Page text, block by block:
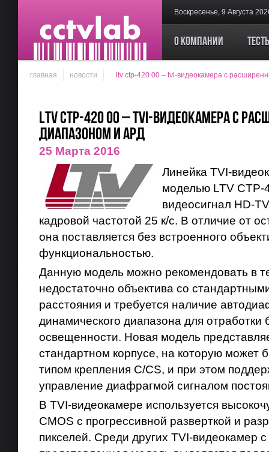
Воскресенье, 9 Августа
О компании
главная новости ltv ctp-420 00 – tvi-видеокамера с
LTV CTP-420 00 – TVI-видеокамера с
диапазоном и АРД
25 Марта 2016
Линейка TVI-
моделью LTV CTP-
видеосигнал HD-
кадровой частотой 25 к/с. В отличие от
она поставляется без встроенного
функциональностью.
Данную модель можно рекомендовать в
недостаточно объектива со
расстояния и требуется наличие
динамического диапазона для
освещенности. Новая модель
стандартном корпусе, на которую может
типом крепления C/CS, и при этом
управление диафрагмой сигналом
В TVI-видеокамере используется
CMOS с прогрессивной разверткой и
пикселей. Среди других TVI-видеокамер